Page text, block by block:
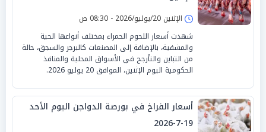
الإثنين 20/يوليو/2026 - 08:30 ص
شهدت أسعار اللحوم الحمراء بمختلف أنواعها الحية
والمشفية، بالإضافة إلى المصنعات كالبرجر والسجق، حالة
من التباين والتأرجح في الأسواق المحلية والمنافذ
الحكومية اليوم الإثنين، الموافق 20 يوليو 2026.
أسعار الفراخ في بورصة الدواجن اليوم الأحد
19-7-2026